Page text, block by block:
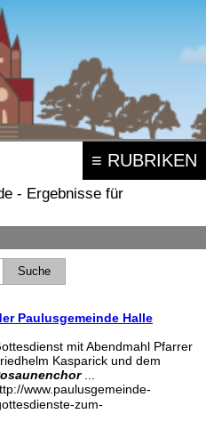
≡ RUBRIKEN
- Ergebnisse für
Paulusgemeinde Halle
mit Abendmahl Pfarrer
Kasparick und dem
...
www.paulusgemeinde-
zum-